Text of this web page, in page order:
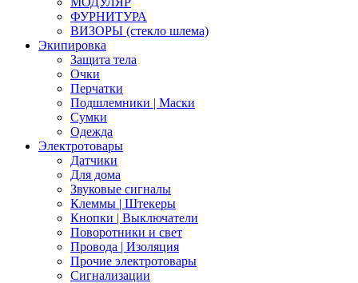
ФУРНИТУРА
ВИЗОРЫ (стекло шлема)
Экипировка
Защита тела
Очки
Перчатки
Подшлемники | Маски
Сумки
Одежда
Электротовары
Датчики
Для дома
Звуковые сигналы
Клеммы | Штекеры
Кнопки | Выключатели
Поворотники и свет
Провода | Изоляция
Прочие электротовары
Сигнализации